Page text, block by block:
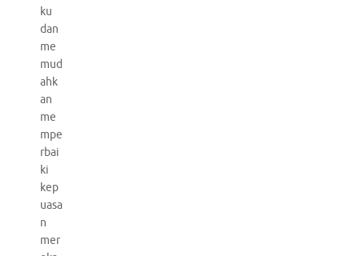
ku
dan
me
mud
ahk
an
me
mpe
rbai
ki
kep
uasa
n
mer